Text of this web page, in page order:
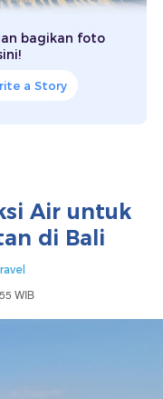
bagikan foto
a Story
Air untuk
di Bali
WIB